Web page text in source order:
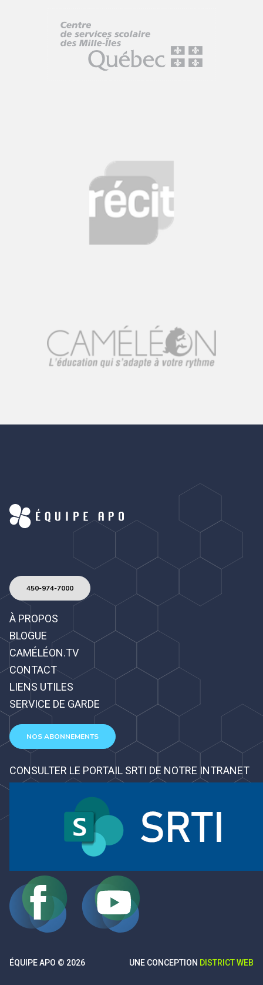
450-974-7000
À PROPOS
BLOGUE
CAMÉLÉON.TV
CONTACT
LIENS UTILES
SERVICE DE GARDE
NOS ABONNEMENTS
CONSULTER LE PORTAIL SRTI DE NOTRE INTRANET
ÉQUIPE APO © 2026 UNE CONCEPTION DISTRICT WEB